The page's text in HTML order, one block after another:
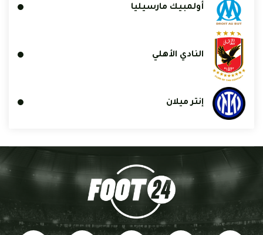
أولمبيك مارسيليا
النادي الأهلي
إنتر ميلان